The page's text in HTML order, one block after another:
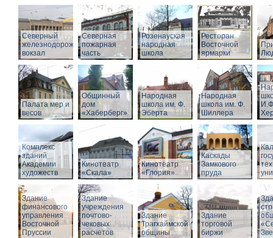
Северный
железнодорожный
вокзал
Северная
пожарная
часть
Розенауская
народная
школа
Ресторан
Восточной
ярмарки
Палата мер и
весов
Общинный
дом
«Хаберберг»
Народная
школа им. Ф.
Эберта
Народная
школа им. Ф.
Шиллера
Комплекс
зданий
Академии
художеств
Кинотеатр
«Скала»
Кинотеатр
«Глория»
Каскады
Замкового
пруда
Здание
финансового
управления
Восточной
Пруссии
Здание
учреждения
почтово-
чековых
расчетов
Здание
Трагхаймской
общины
Здание
торговой
биржи